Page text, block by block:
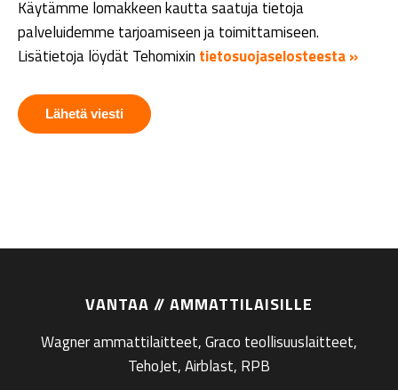
Käytämme lomakkeen kautta saatuja tietoja
palveluidemme tarjoamiseen ja toimittamiseen.
Lisätietoja löydät Tehomixin tietosuojaselosteesta »
VANTAA // AMMATTILAISILLE
Wagner ammattilaitteet, Graco teollisuuslaitteet,
TehoJet, Airblast, RPB